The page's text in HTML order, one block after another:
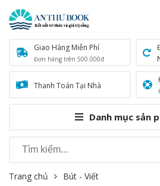
Giao Hàng Miễn Phí
Đơn hàng trên 500.000đ
Thanh Toán Tại Nhà
Danh mục sản
Trang chủ Bút - Viết